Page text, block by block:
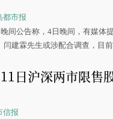
都市报
间公告称，4日晚间，有媒体
闫建霖先生或涉配合调查，目
日沪深两市限售
信报